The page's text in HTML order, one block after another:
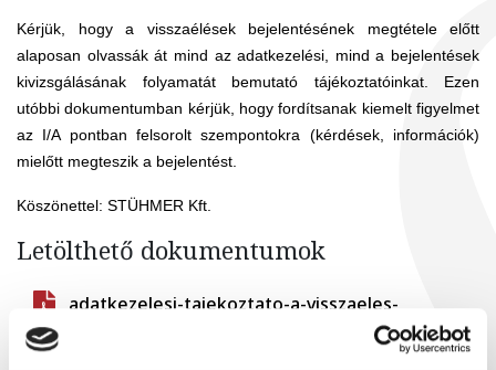
Kérjük, hogy a visszaélések bejelentésének megtétele előtt
alaposan olvassák át mind az adatkezelési, mind a bejelentések
kivizsgálásának folyamatát bemutató tájékoztatóinkat. Ezen
utóbbi dokumentumban kérjük, hogy fordítsanak kiemelt figyelmet
az I/A pontban felsorolt szempontokra (kérdések, információk)
mielőtt megteszik a bejelentést.
Köszönettel: STÜHMER Kft.
Letölthető dokumentumok
adatkezelesi-tajekoztato-a-visszaeles-
bejelentesekkel-osszefuggesben-kezelt-
adatokrol.pdf